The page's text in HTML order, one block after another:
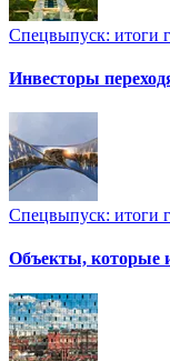
Спецвыпуск: итоги
Инвесторы
Спецвыпуск: итоги
Объекты, которые